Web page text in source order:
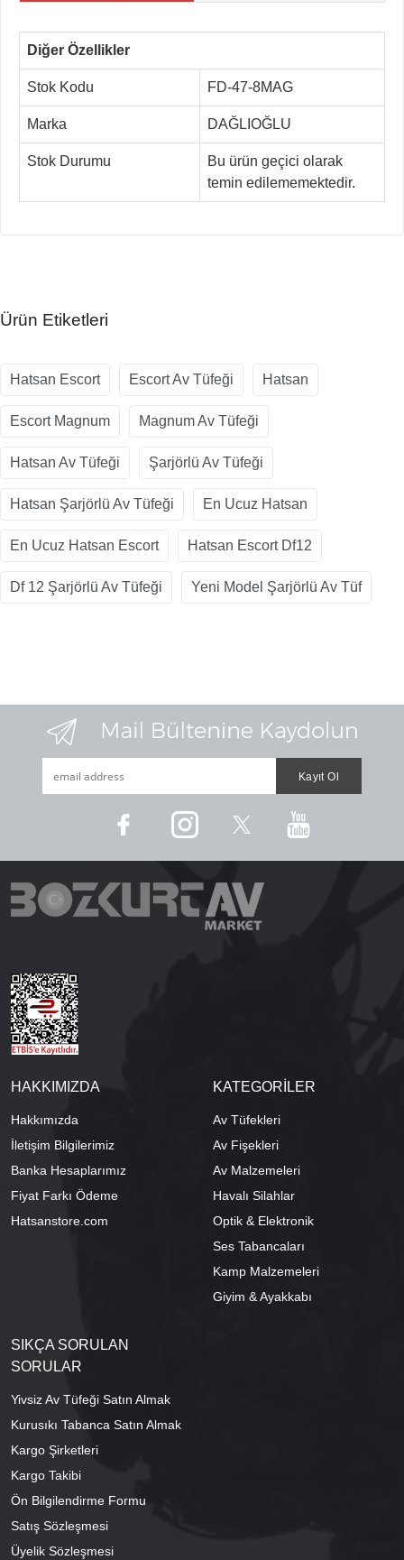
Diğer Özellikler
Stok Kodu FD-47-8MAG
Marka DAĞLIOĞLU
Stok Durumu
Bu ürün geçici olarak
temin edilememektedir.
Ürün Etiketleri
Hatsan Escort Escort Av Tüfeği Hatsan
Escort Magnum Magnum Av Tüfeği
Hatsan Av Tüfeği Şarjörlü Av Tüfeği
Hatsan Şarjörlü Av Tüfeği En Ucuz Hatsan
En Ucuz Hatsan Escort Hatsan Escort Df12
Df 12 Şarjörlü Av Tüfeği Yeni Model Şarjörlü Av Tüf
HAKKIMIZDA
Hakkımızda
İletişim Bilgilerimiz
Banka Hesaplarımız
Fiyat Farkı Ödeme
Hatsanstore.com
KATEGORİLER
Av Tüfekleri
Av Fişekleri
Av Malzemeleri
Havalı Silahlar
Optik & Elektronik
Ses Tabancaları
Kamp Malzemeleri
Giyim & Ayakkabı
SIKÇA SORULAN
SORULAR
Yivsiz Av Tüfeği Satın Almak
Kurusıkı Tabanca Satın Almak
Kargo Şirketleri
Kargo Takibi
Ön Bilgilendirme Formu
Satış Sözleşmesi
Üyelik Sözleşmesi